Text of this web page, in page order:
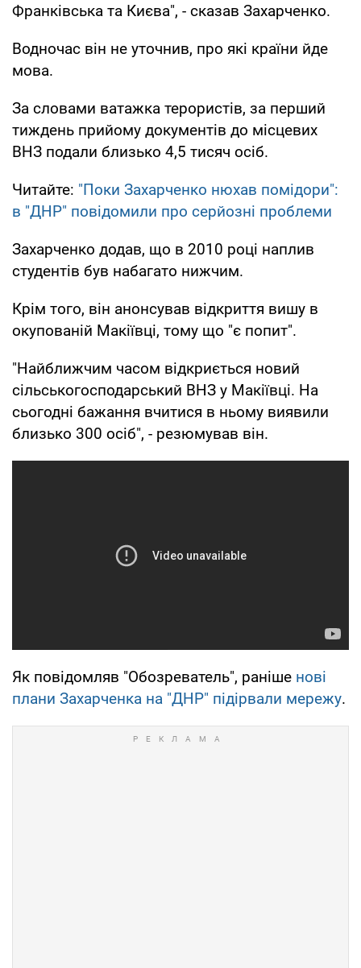
Франківська та Києва", - сказав Захарченко.
Водночас він не уточнив, про які країни йде
мова.
За словами ватажка терористів, за перший
тиждень прийому документів до місцевих
ВНЗ подали близько 4,5 тисяч осіб.
Читайте: "Поки Захарченко нюхав помідори":
в "ДНР" повідомили про серйозні проблеми
Захарченко додав, що в 2010 році наплив
студентів був набагато нижчим.
Крім того, він анонсував відкриття вишу в
окупованій Макіївці, тому що "є попит".
"Найближчим часом відкриється новий
сільськогосподарський ВНЗ у Макіївці. На
сьогодні бажання вчитися в ньому виявили
близько 300 осіб", - резюмував він.
Як повідомляв "Обозреватель", раніше нові
плани Захарченка на "ДНР" підірвали мережу.